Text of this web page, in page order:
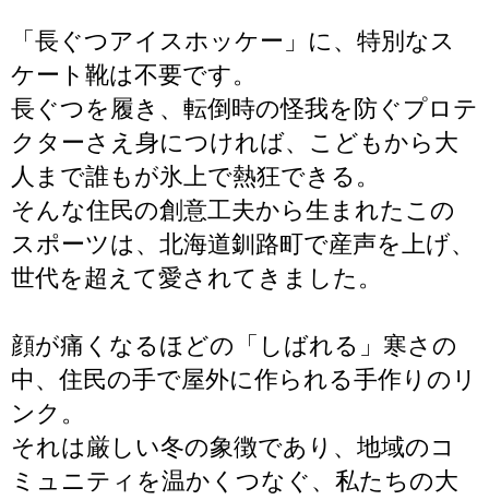
「長ぐつアイスホッケー」に、特別なス
ケート靴は不要です。
長ぐつを履き、転倒時の怪我を防ぐプロテ
クターさえ身につければ、こどもから大
人まで誰もが氷上で熱狂できる。
そんな住民の創意工夫から生まれたこの
スポーツは、北海道釧路町で産声を上げ、
世代を超えて愛されてきました。
顔が痛くなるほどの「しばれる」寒さの
中、住民の手で屋外に作られる手作りのリ
ンク。
それは厳しい冬の象徴であり、地域のコ
ミュニティを温かくつなぐ、私たちの大